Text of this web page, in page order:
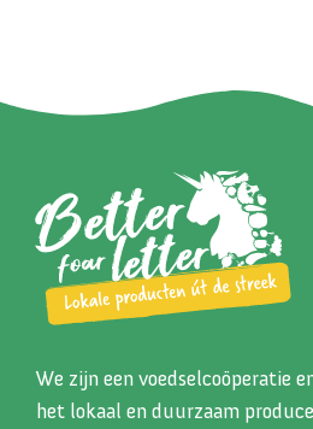
We zijn een voedselcoöperatie
het lokaal en duurzaam